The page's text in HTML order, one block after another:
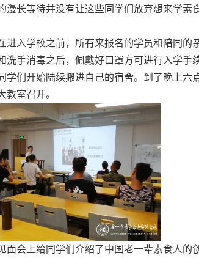
漫长等待并没有让这些同学们放弃想来学素
进入学校之前，所有来报名的学员和陪同的
手消毒之后，佩戴好口罩方可进行入学手
学们开始陆续搬进自己的宿舍。到了晚上六
教室召开。
面会上给同学们介绍了中国老一辈素食人的